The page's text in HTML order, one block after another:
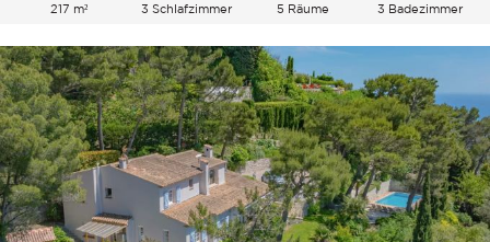
217 m² 3 Schlafzimmer 5 Räume 3 Badezimmer